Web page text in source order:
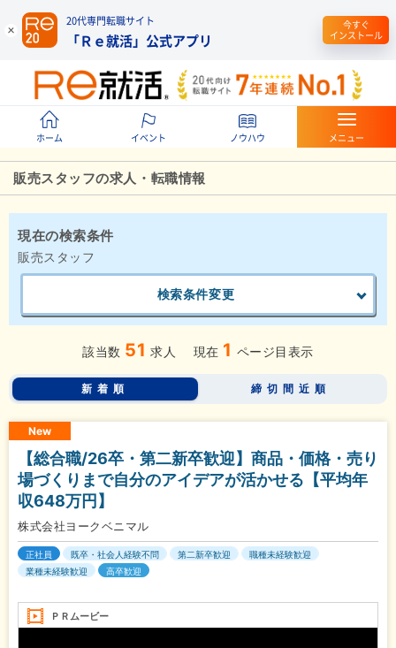
20代専門転職サイト
「Ｒｅ就活」公式アプリ
今すぐ
インストール
ホーム イベント ノウハウ メニュー
販売スタッフの求人・転職情報
現在の検索条件
販売スタッフ
検索条件変更
該当数 51 求人 現在 1 ページ目表示
新着順 締切間近順
New
【総合職/26卒・第二新卒歓迎】商品・価格・売り
場づくりまで自分のアイデアが活かせる【平均年
収648万円】
株式会社ヨークベニマル
正社員 既卒・社会人経験不問 第二新卒歓迎
職種未経験歓迎
業種未経験歓迎
高卒歓迎
ＰＲムービー